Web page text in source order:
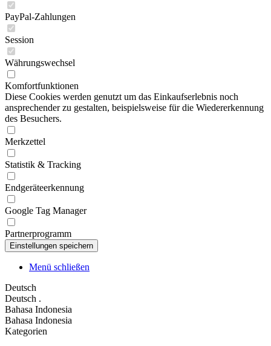
PayPal-Zahlungen
Session
Währungswechsel
Komfortfunktionen
Diese Cookies werden genutzt um das Einkaufserlebnis noch
ansprechender zu gestalten, beispielsweise für die Wiedererkennung
des Besuchers.
Merkzettel
Statistik & Tracking
Endgeräteerkennung
Google Tag Manager
Partnerprogramm
Menü schließen
Deutsch
Deutsch .
Bahasa Indonesia
Bahasa Indonesia
Kategorien